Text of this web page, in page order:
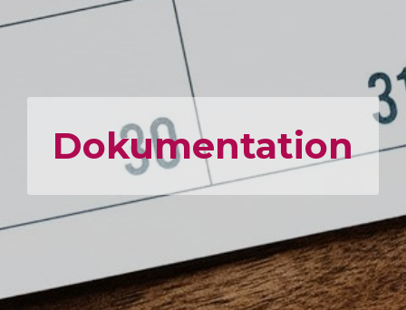
Dokumen­tation